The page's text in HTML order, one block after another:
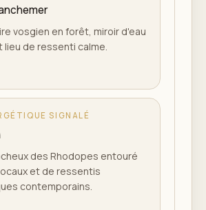
vosgien en forêt, miroir d'eau
lieu de ressenti calme.
SIGNALÉ
des Rhodopes entouré
et de ressentis
contemporains.